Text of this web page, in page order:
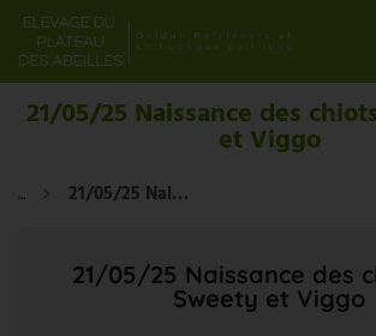
VIDÉOS
21/05/25 Naissance des
et Viggo
... 21/05/25 Naissance des chiots de Sweety et Viggo
21/05/25 Naissance des
Sweety et Viggo